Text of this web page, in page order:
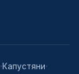
·Капустяни·